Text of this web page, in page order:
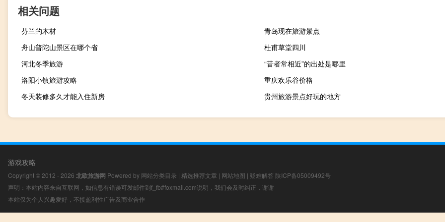
相关问题
芬兰的木材
青岛现在旅游景点
舟山普陀山景区在哪个省
杜甫草堂四川
河北冬季旅游
“昔者常相近”的出处是哪里
洛阳小镇旅游攻略
重庆欢乐谷价格
冬天装修多久才能入住新房
贵州旅游景点好玩的地方
游戏攻略
Copyright © 2012 - 2026 北欧旅游网 Powered by 网站分类目录 | 精选推荐文章 | 网站地图 | 疑难解答 陕ICP备05009492号
声明：本站内容来自互联网，如信息有错误可发邮件到f_fb#foxmail.com说明，我们会及时纠正，谢谢
本站仅为个人兴趣爱好，不接盈利性广告及商业合作